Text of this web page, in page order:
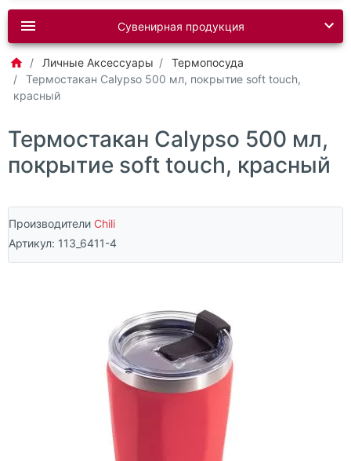
Сувенирная продукция
Личные Аксессуары
Термопосуда
Термостакан Calypso 500 мл, покрытие soft touch,
красный
Термостакан Calypso 500 мл,
покрытие soft touch, красный
Производители Chili
Артикул: 113_6411-4